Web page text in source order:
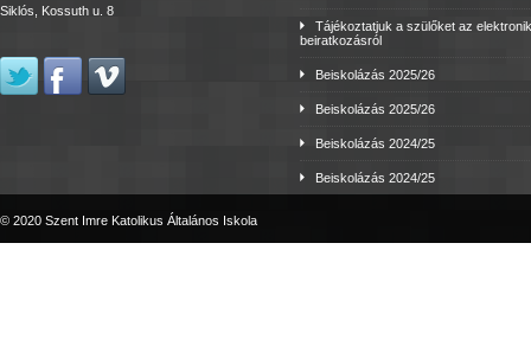
Siklós, Kossuth u. 8
Tájékoztatjuk a szülőket az
beiratkozásról
Beiskolázás 2025/26
Beiskolázás 2025/26
Beiskolázás 2024/25
Beiskolázás 2024/25
© 2020 Szent Imre Katolikus Általános Iskola